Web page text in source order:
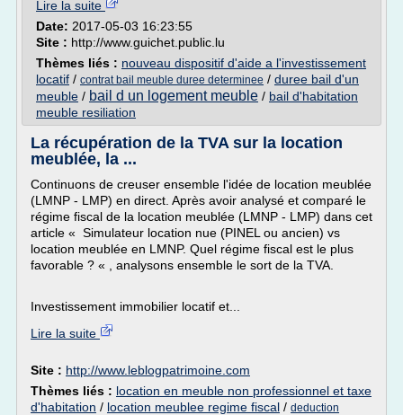
Lire la suite
Date: 2017-05-03 16:23:55
Site : http://www.guichet.public.lu
Thèmes liés : nouveau dispositif d'aide a l'investissement
locatif / contrat bail meuble duree determinee / duree bail d'un
meuble / bail d un logement meuble / bail d'habitation
meuble resiliation
La récupération de la TVA sur la location
meublée, la ...
Continuons de creuser ensemble l'idée de location meublée
(LMNP - LMP) en direct. Après avoir analysé et comparé le
régime fiscal de la location meublée (LMNP - LMP) dans cet
article « Simulateur location nue (PINEL ou ancien) vs
location meublée en LMNP. Quel régime fiscal est le plus
favorable ? « , analysons ensemble le sort de la TVA.
Investissement immobilier locatif et...
Lire la suite
Site : http://www.leblogpatrimoine.com
Thèmes liés : location en meuble non professionnel et taxe
d'habitation / location meublee regime fiscal / deduction